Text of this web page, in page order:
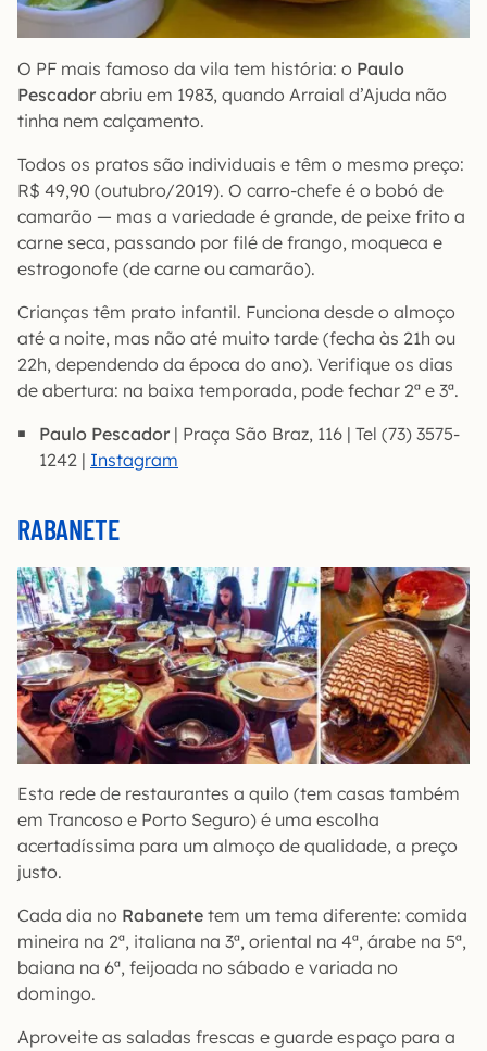
O PF mais famoso da vila tem história: o Paulo
Pescador abriu em 1983, quando Arraial d’Ajuda não
tinha nem calçamento.
Todos os pratos são individuais e têm o mesmo preço:
R$ 49,90 (outubro/2019). O carro-chefe é o bobó de
camarão — mas a variedade é grande, de peixe frito a
carne seca, passando por filé de frango, moqueca e
estrogonofe (de carne ou camarão).
Crianças têm prato infantil. Funciona desde o almoço
até a noite, mas não até muito tarde (fecha às 21h ou
22h, dependendo da época do ano). Verifique os dias
de abertura: na baixa temporada, pode fechar 2ª e 3ª.
Paulo Pescador | Praça São Braz, 116 | Tel (73) 3575-
1242 | Instagram
RABANETE
Esta rede de restaurantes a quilo (tem casas também
em Trancoso e Porto Seguro) é uma escolha
acertadíssima para um almoço de qualidade, a preço
justo.
Cada dia no Rabanete tem um tema diferente: comida
mineira na 2ª, italiana na 3ª, oriental na 4ª, árabe na 5ª,
baiana na 6ª, feijoada no sábado e variada no
domingo.
Aproveite as saladas frescas e guarde espaço para a